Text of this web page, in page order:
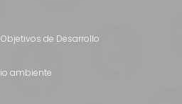
de Desarrollo
ambiente